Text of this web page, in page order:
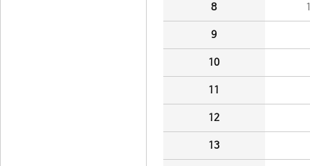
8
9
10
11
12
13